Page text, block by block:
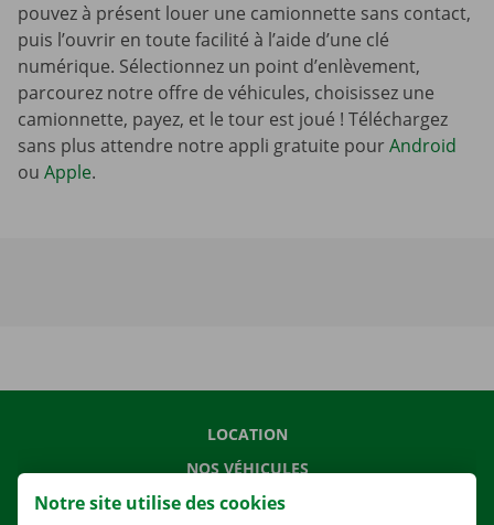
pouvez à présent louer une camionnette sans contact,
puis l’ouvrir en toute facilité à l’aide d’une clé
numérique. Sélectionnez un point d’enlèvement,
parcourez notre offre de véhicules, choisissez une
camionnette, payez, et le tour est joué ! Téléchargez
sans plus attendre notre appli gratuite pourAndroid
ou Apple.
LOCATION
NOS VÉHICULES
NOS SERVICES
Notre site utilise des cookies